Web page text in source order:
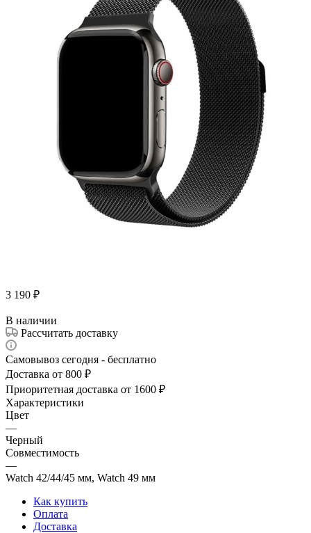
3 190 ₽
В наличии
Рассчитать доставку
Самовывоз сегодня - бесплатно
Доставка от 800 ₽
Приоритетная доставка от 1600 ₽
Характеристики
Цвет
—
Черный
Совместимость
—
Watch 42/44/45 мм, Watch 49 мм
Как купить
Оплата
Доставка